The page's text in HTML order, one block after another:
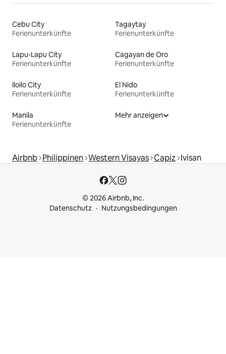
Cebu City
Ferienunterkünfte
Tagaytay
Ferienunterkünfte
Lapu-Lapu City
Ferienunterkünfte
Cagayan de Oro
Ferienunterkünfte
Iloilo City
Ferienunterkünfte
El Nido
Ferienunterkünfte
Manila
Ferienunterkünfte
Mehr anzeigen
Airbnb Philippinen Western Visayas Capiz Ivisan
© 2026 Airbnb, Inc.
Datenschutz
Nutzungsbedingungen